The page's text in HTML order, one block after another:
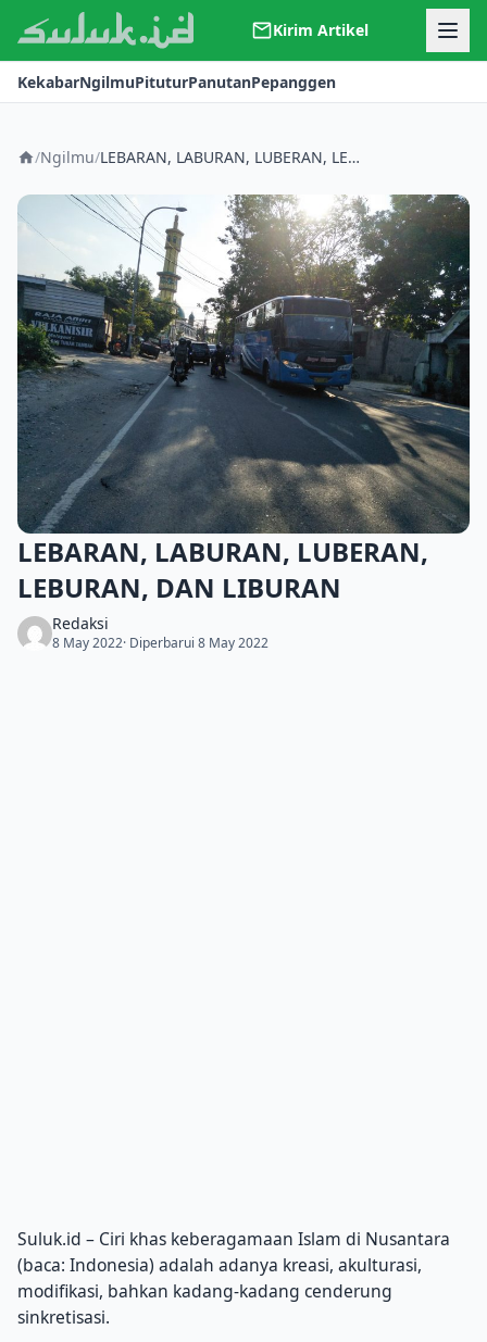
Kirim Artikel
Kerjasama
Kontak
KekabarNgilmuPituturPanutanPepanggen
/Ngilmu/ LEBARAN, LABURAN, LUBERAN, LEBURAN, DAN LIBURAN
LEBARAN, LABURAN, LUBERAN,
LEBURAN, DAN LIBURAN
Redaksi
8 May 2022· Diperbarui 8 May 2022
Suluk.id – Ciri khas keberagamaan Islam di Nusantara
(baca: Indonesia) adalah adanya kreasi, akulturasi,
modifikasi, bahkan kadang-kadang cenderung
sinkretisasi.